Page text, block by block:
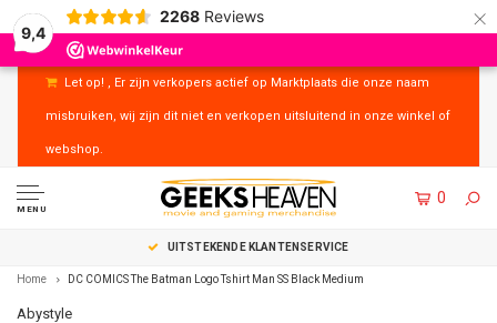
9,4
2268 Reviews ×
Let op! , Er zijn verkopers actief op Marktplaats die onze naam
misbruiken, wij zijn dit niet en verkopen uitsluitend in onze winkel of
webshop.
MENU
0
UITSTEKENDE KLANTENSERVICE
Home DC COMICS The Batman Logo Tshirt Man SS Black Medium
Abystyle